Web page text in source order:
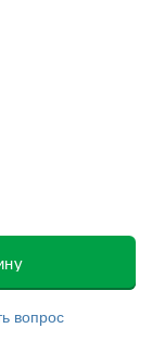
вопрос